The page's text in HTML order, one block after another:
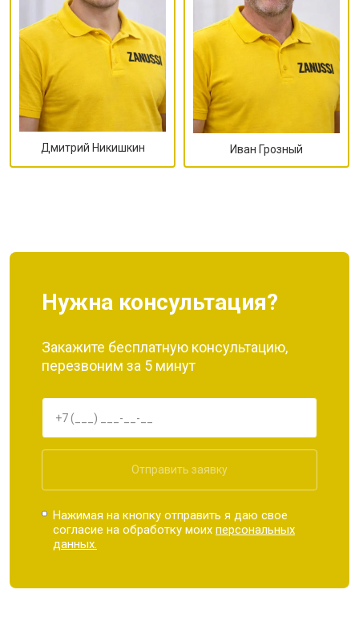
Дмитрий Никишкин Иван Грозный
Нужна консультация?
Закажите бесплатную консультацию,
перезвоним за 5 минут
Отправить заявку
Нажимая на кнопку отправить я даю свое
согласие на обработку моихперсональных
данных.